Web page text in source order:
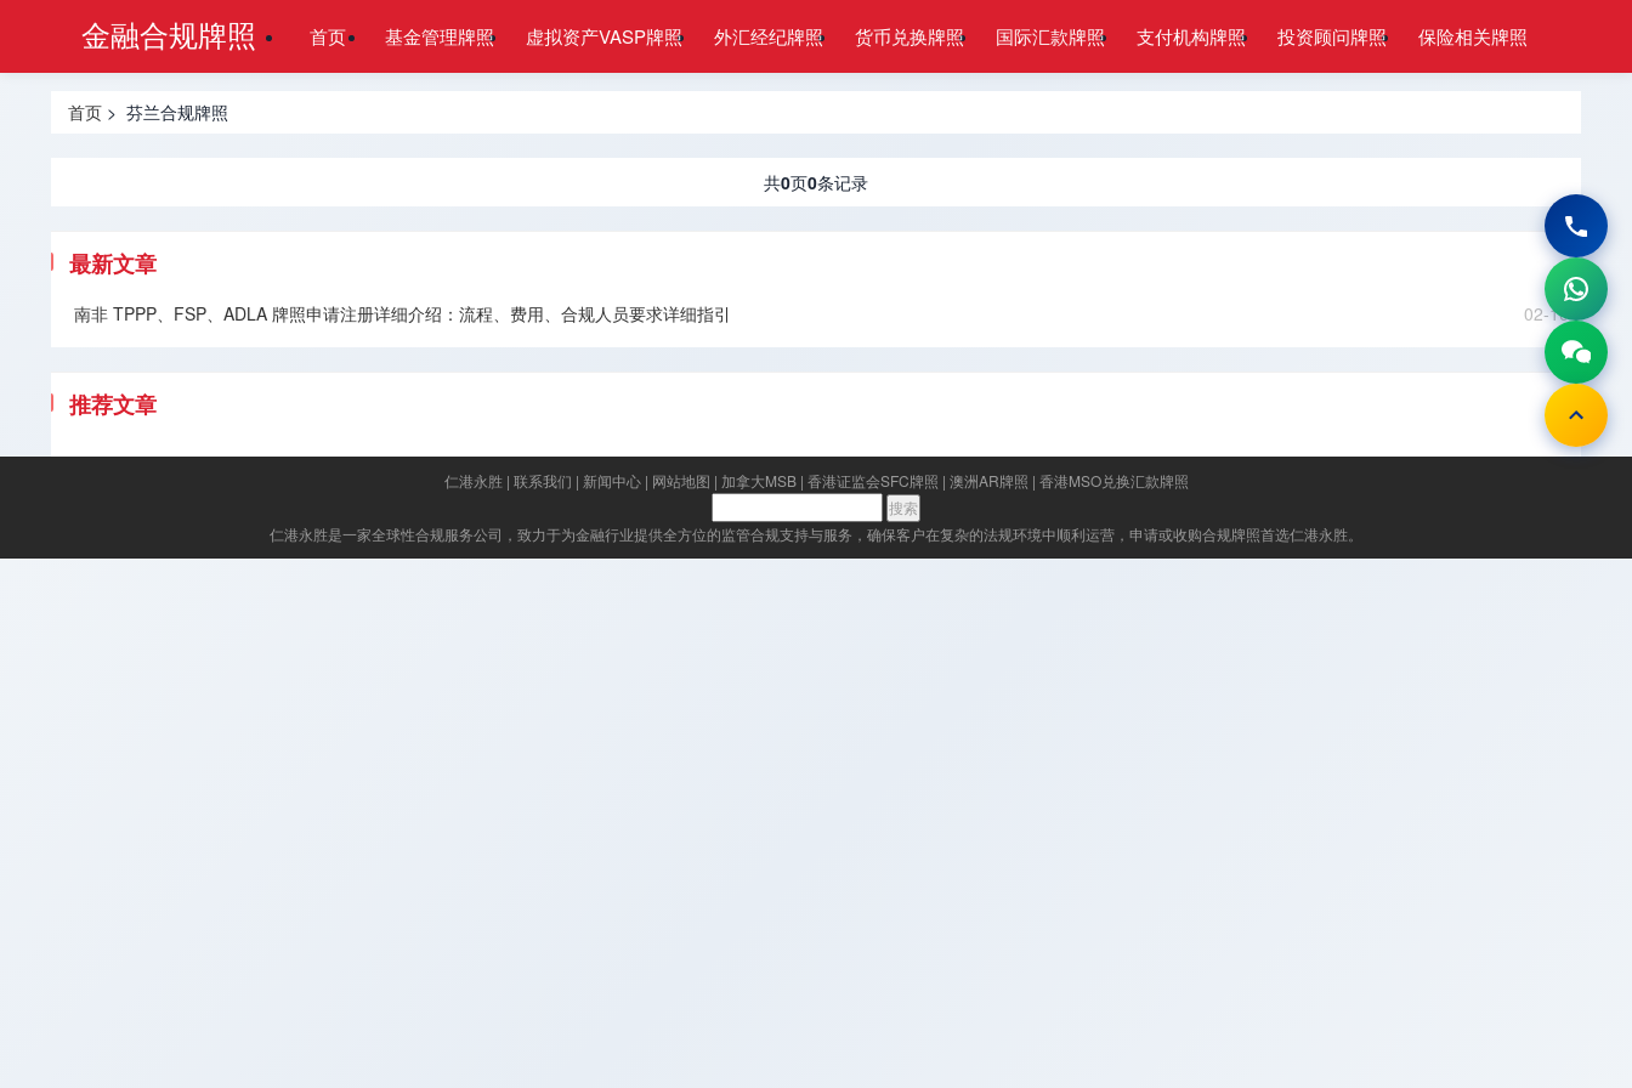
金融合规牌照 首页 基金管理牌照 虚拟资产VASP牌照 外汇经纪牌照 货币兑换牌照 国际汇款牌照 支付机构牌照 投资顾问牌照 保险相关牌照
首页 > 芬兰合规牌照
共0页0条记录
最新文章
02-10
南非 TPPP、FSP、ADLA 牌照申请注册详细介绍：流程、费用、合规人员要求详细指引
推荐文章
仁港永胜| 联系我们 | 新闻中心| 网站地图 | 加拿大MSB| 香港证监会SFC牌照 | 澳洲AR牌照 | 香港MSO兑换汇款牌照
仁港永胜是一家全球性合规服务公司，致力于为金融行业提供全方位的监管合规支持与服务，确保客户在复杂的法规环境中顺利运营，申请或收购合规牌照首选仁港永胜。